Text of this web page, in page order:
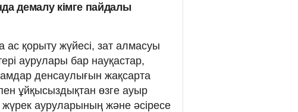
демалу кімге пайдалы
қорыту жүйесі, зат алмасуы
аурулары бар науқастар,
денсаулығын жақсарта
ұйқысыздықтан өзге ауыр
ауруларының және әсіресе